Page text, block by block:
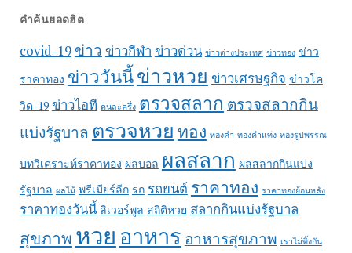
คำค้นยอดฮิต
covid-19 ข่าว ข่าวกีฬา ข่าวด่วน ข่าวต่างประเทศ ข่าวทอง ข่าว
ราคาทอง ข่าววันนี้ข่าวหวย ข่าวเศรษฐกิจ ข่าวโค
วิด-19 ข่าวไอที คนละครึ่ง ตรวจสลาก ตรวจสลากกิน
แบ่งรัฐบาล ตรวจหวย ทอง ทองคำ ทองคำแท่ง ทองรูปพรรณ
บทวิเคราะห์ราคาทอง ผลบอล ผลสลาก ผลสลากกินแบ่ง
รัฐบาล ผลไม้ พรีเมียร์ลีก รถ รถยนต์ ราคาทอง ราคาทองย้อนหลัง
ราคาทองวันนี้ ลิเวอร์พูล สถิติหวย สลากกินแบ่งรัฐบาล
สุขภาพ หวย อาหาร อาหารสุขภาพ เราไม่ทิ้งกัน